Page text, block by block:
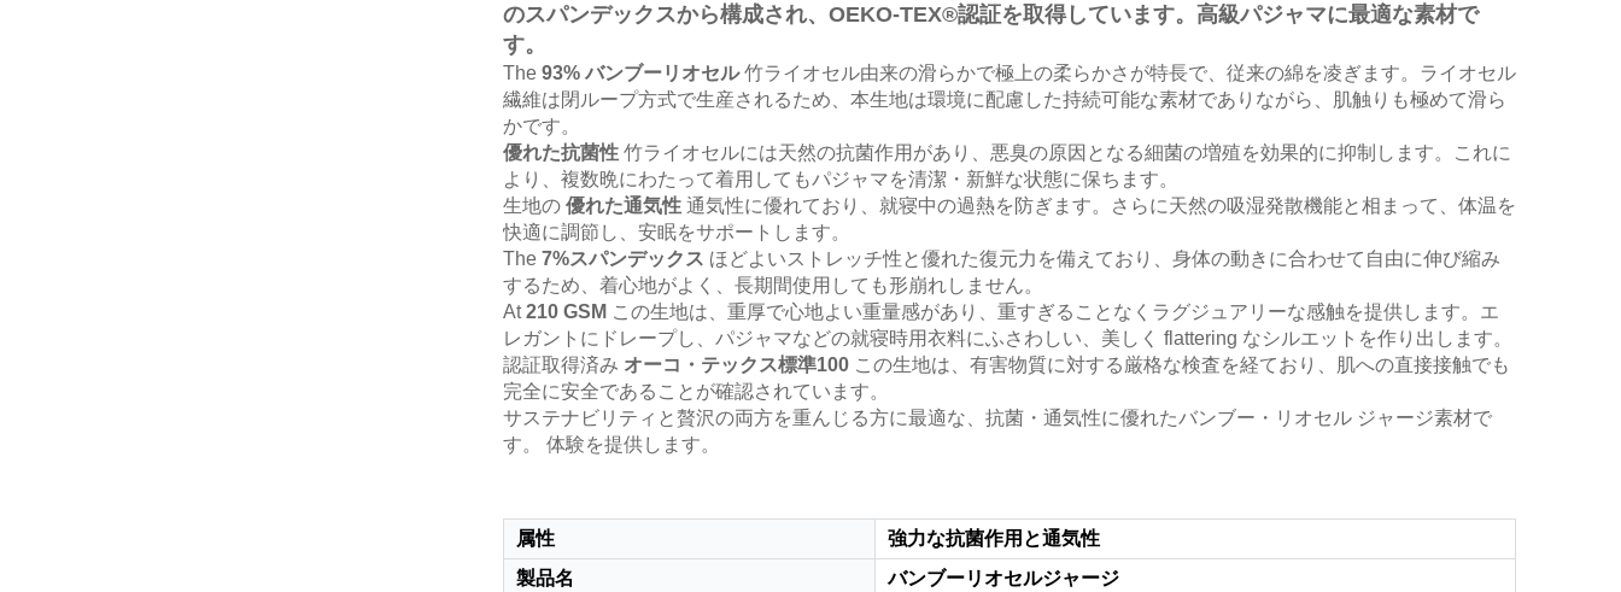
のスパンデックスから構成され、OEKO-TEX®認証を取得しています。高級パジャマに最適な素材で
す。
The 93% バンブーリオセル竹ライオセル由来の滑らかで極上の柔らかさが特長で、従来の綿を凌ぎます。ライオセル
繊維は閉ループ方式で生産されるため、本生地は環境に配慮した持続可能な素材でありながら、肌触りも極めて滑ら
かです。
優れた抗菌性 竹ライオセルには天然の抗菌作用があり、悪臭の原因となる細菌の増殖を効果的に抑制します。これに
より、複数晩にわたって着用してもパジャマを清潔・新鮮な状態に保ちます。
生地の 優れた通気性 通気性に優れており、就寝中の過熱を防ぎます。さらに天然の吸湿発散機能と相まって、体温を
快適に調節し、安眠をサポートします。
The 7%スパンデックス ほどよいストレッチ性と優れた復元力を備えており、身体の動きに合わせて自由に伸び縮み
するため、着心地がよく、長期間使用しても形崩れしません。
At210 GSM この生地は、重厚で心地よい重量感があり、重すぎることなくラグジュアリーな感触を提供します。エ
レガントにドレープし、パジャマなどの就寝時用衣料にふさわしい、美しく flattering なシルエットを作り出します。
認証取得済み オーコ・テックス標準100 この生地は、有害物質に対する厳格な検査を経ており、肌への直接接触でも
完全に安全であることが確認されています。
サステナビリティと贅沢の両方を重んじる方に最適な、抗菌・通気性に優れたバンブー・リオセル ジャージ素材で
す。 体験を提供します。
属性
強力な抗菌作用と通気性
製品名
バンブーリオセルジャージ